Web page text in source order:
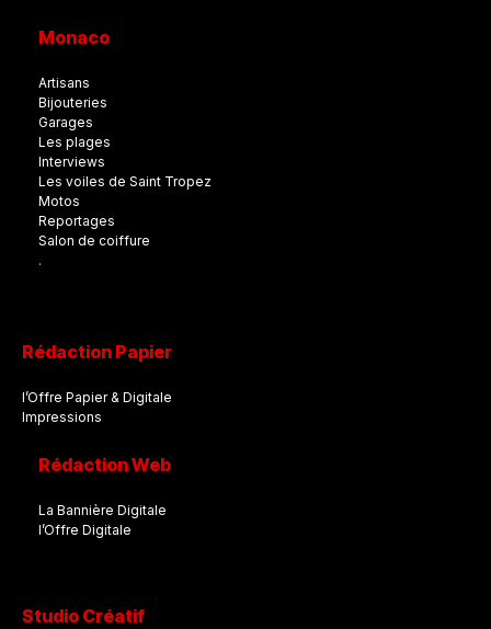
Monaco
Artisans
Bijouteries
Garages
Les plages
Interviews
Les voiles de Saint Tropez
Motos
Reportages
Salon de coiffure
.
Rédaction Papier
l’Offre Papier & Digitale
Impressions
Rédaction Web
La Bannière Digitale
l’Offre Digitale
Studio Créatif